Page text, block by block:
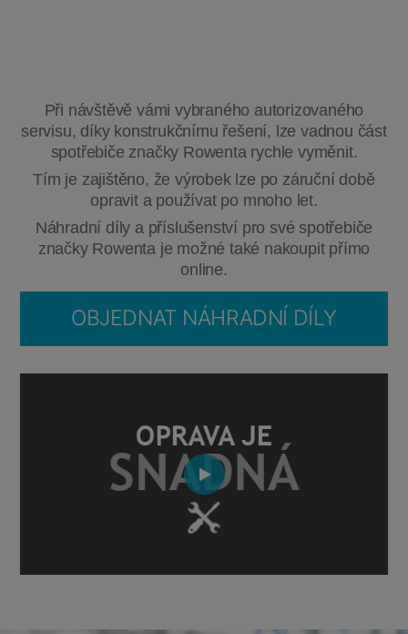
Při návštěvě vámi vybraného autorizovaného
servisu, díky konstrukčnímu řešení, lze vadnou část
spotřebiče značky Rowenta rychle vyměnit.
Tím je zajištěno, že výrobek lze po záruční době
opravit a používat po mnoho let.
Náhradní díly a příslušenství pro své spotřebiče
značky Rowenta je možné také nakoupit přímo
online.
OBJEDNAT NÁHRADNÍ DÍLY